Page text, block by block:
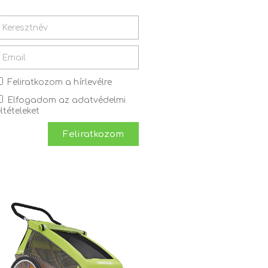
Feliratkozom a hírlevélre
Elfogadom az adatvédelmi
Feliratkozom